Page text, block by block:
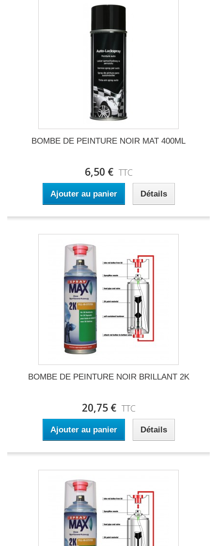
BOMBE DE PEINTURE NOIR MAT 400ML
6,50 € TTC
Ajouter au panier Détails
BOMBE DE PEINTURE NOIR BRILLANT 2K
20,75 € TTC
Ajouter au panier Détails